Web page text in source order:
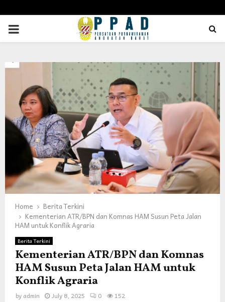
PRIMARY
Home
Berita Terkini
Kementerian ATR/BPN dan Komnas HAM Susun Peta Jalan
HAM untuk Konflik Agraria
Berita Terkini
Kementerian ATR/BPN dan Komnas
HAM Susun Peta Jalan HAM untuk
Konflik Agraria
by admin July 8, 2025 0 152